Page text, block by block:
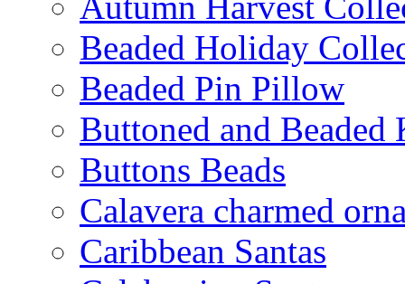
Beaded Holiday
Beaded Pin Pillow
Buttoned and Beaded
Buttons Beads
Calavera charmed
Caribbean Santas